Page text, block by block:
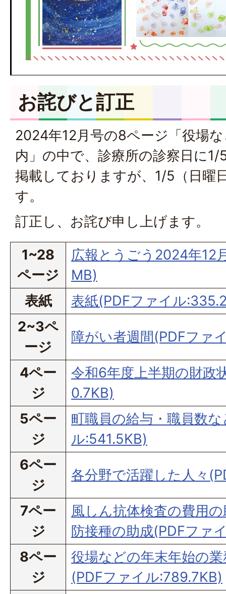
お詫びと訂正
2024年12月号の8ページ「役場
内」の中で、診療所の診察日に
掲載しておりますが、1/5（日曜
す。
訂正し、お詫び申し上げます。
1~28
ページ
広報とうごう2024年12
MB)
表紙
表紙(PDFファイル
2~3ペ
ージ
障がい者週間(PDFファ
4ペー
ジ
令和6年度上半期の財政
0.7KB)
5ペー
ジ
町職員の給与・職員数
ル:541.5KB)
6ペー
ジ
各分野で活躍した人々
7ペー
ジ
風しん抗体検査の費用
防接種の助成(PDFファ
8ペー
ジ
役場などの年末年始の
(PDFファイル:789.7KB)